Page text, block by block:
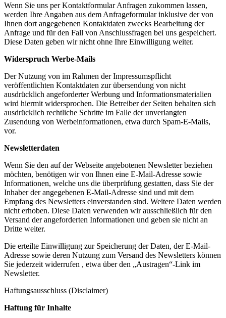
Wenn Sie uns per Kontaktformular Anfragen zukommen lassen,
werden Ihre Angaben aus dem Anfrageformular inklusive der von
Ihnen dort angegebenen Kontaktdaten zwecks Bearbeitung der
Anfrage und für den Fall von Anschlussfragen bei uns gespeichert.
Diese Daten geben wir nicht ohne Ihre Einwilligung weiter.
Widerspruch Werbe-Mails
Der Nutzung von im Rahmen der Impressumspflicht
veröffentlichten Kontaktdaten zur übersendung von nicht
ausdrücklich angeforderter Werbung und Informationsmaterialien
wird hiermit widersprochen. Die Betreiber der Seiten behalten sich
ausdrücklich rechtliche Schritte im Falle der unverlangten
Zusendung von Werbeinformationen, etwa durch Spam-E-Mails,
vor.
Newsletterdaten
Wenn Sie den auf der Webseite angebotenen Newsletter beziehen
möchten, benötigen wir von Ihnen eine E-Mail-Adresse sowie
Informationen, welche uns die überprüfung gestatten, dass Sie der
Inhaber der angegebenen E-Mail-Adresse sind und mit dem
Empfang des Newsletters einverstanden sind. Weitere Daten werden
nicht erhoben. Diese Daten verwenden wir ausschließlich für den
Versand der angeforderten Informationen und geben sie nicht an
Dritte weiter.
Die erteilte Einwilligung zur Speicherung der Daten, der E-Mail-
Adresse sowie deren Nutzung zum Versand des Newsletters können
Sie jederzeit widerrufen , etwa über den „Austragen“-Link im
Newsletter.
Haftungsausschluss (Disclaimer)
Haftung für Inhalte